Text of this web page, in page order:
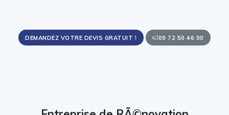
DEMANDEZ VOTRE DEVIS GRATUIT ! 09 72 50 46 00